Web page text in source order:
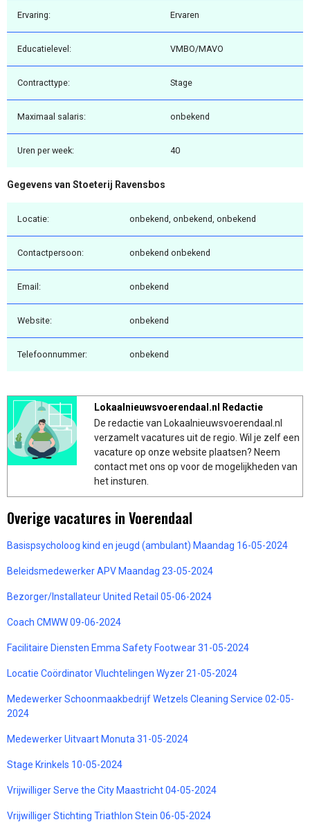
Ervaring: Ervaren
Educatielevel: VMBO/MAVO
Contracttype: Stage
Maximaal salaris: onbekend
Uren per week: 40
Gegevens van Stoeterij Ravensbos
Locatie: onbekend, onbekend, onbekend
Contactpersoon: onbekend onbekend
Email: onbekend
Website: onbekend
Telefoonnummer: onbekend
Lokaalnieuwsvoerendaal.nl Redactie
De redactie van Lokaalnieuwsvoerendaal.nl
verzamelt vacatures uit de regio. Wil je zelf een
vacature op onze website plaatsen? Neem
contact met ons op voor de mogelijkheden van
het insturen.
Overige vacatures in Voerendaal
Basispsycholoog kind en jeugd (ambulant) Maandag 16-05-2024
Beleidsmedewerker APV Maandag 23-05-2024
Bezorger/Installateur United Retail 05-06-2024
Coach CMWW 09-06-2024
Facilitaire Diensten Emma Safety Footwear 31-05-2024
Locatie Coördinator Vluchtelingen Wyzer 21-05-2024
Medewerker Schoonmaakbedrijf Wetzels Cleaning Service 02-05-
2024
Medewerker Uitvaart Monuta 31-05-2024
Stage Krinkels 10-05-2024
Vrijwilliger Serve the City Maastricht 04-05-2024
Vrijwilliger Stichting Triathlon Stein 06-05-2024